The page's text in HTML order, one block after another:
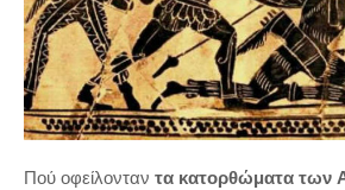
Πού οφείλονταν τα κατορθώματα των